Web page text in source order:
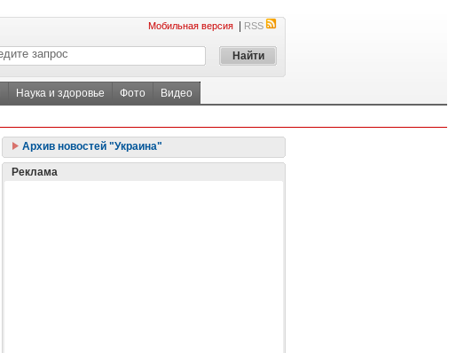
Мобильная версия RSS
Наука и здоровье Фото
Видео
Архив новостей "Украина"
Реклама